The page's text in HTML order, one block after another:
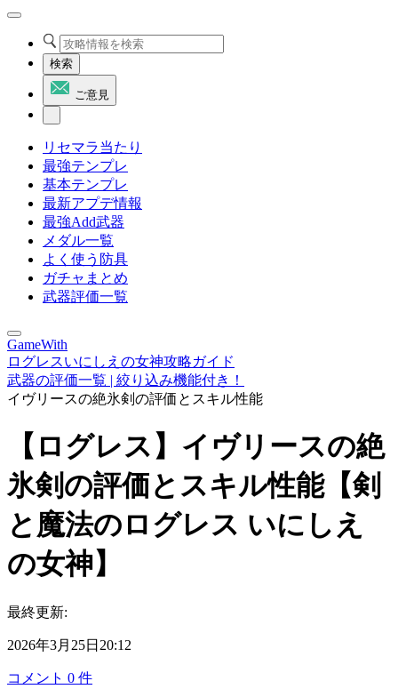
検索
ご意見
リセマラ当たり
最強テンプレ
基本テンプレ
最新アプデ情報
最強Add武器
メダル一覧
よく使う防具
ガチャまとめ
武器評価一覧
GameWith
ログレスいにしえの女神攻略ガイド
武器の評価一覧 | 絞り込み機能付き！
イヴリースの絶氷剣の評価とスキル性能
【ログレス】イヴリースの絶
氷剣の評価とスキル性能【剣
と魔法のログレス いにしえ
の女神】
最終更新:
2026年3月25日20:12
コメント 0 件